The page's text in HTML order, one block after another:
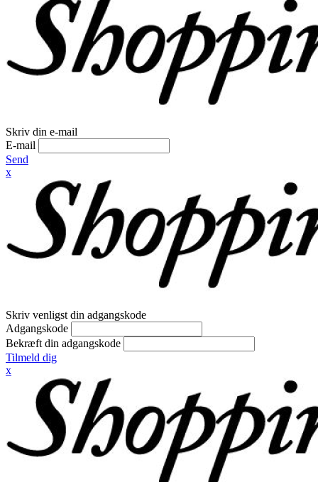
Skriv din e-mail
E-mail
Send
x
Skriv venligst din adgangskode
Adgangskode
Bekræft din adgangskode
Tilmeld dig
x